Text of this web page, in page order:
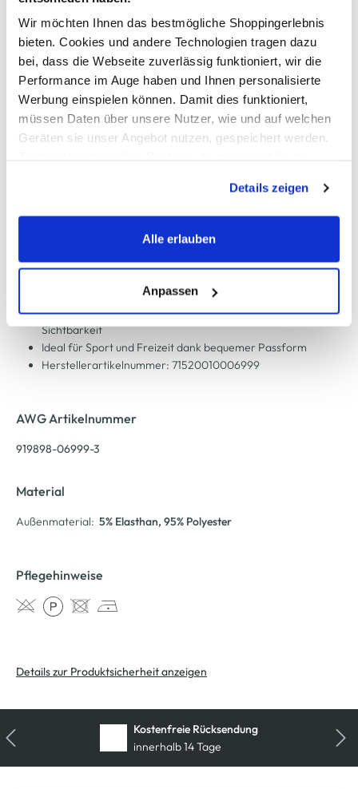
Wir möchten Ihnen das bestmögliche Shoppingerlebnis
bieten. Cookies und andere Technologien tragen dazu
bei, dass die Webseite zuverlässig funktioniert, wir die
Performance im Auge haben und Ihnen personalisierte
Werbung einspielen können. Damit dies funktioniert,
müssen Daten über unsere Nutzer, wie und auf welchen
Geräten sie unser Angebot nutzen, gespeichert werden.
werden, werden bei der Nutzung der Webseite auf jeden
Fall gesetzt. Cookies von Drittanbietern für Analyse- oder
Trackingzwecke werden nur dann aktiviert, wenn Sie das
erlauben" bzw. "Alle erlauben" klicken. Mehr dazu
(einschließlich der Möglichkeit, die Einwilligungserklärung
zu ändern oder zu widerrufen) erfahren Sie in unserem
Cookie-Hinweisbzw. derDatenschutzerklärung.
Details zeigen
Alle erlauben
Anpassen
Kostenfreie Rücksendung innerhalb 14 Tage
Kostenlose Filiallieferung in Ihre Wunschfiliale
Zur Wunschliste hinzufügen
Funktionale Herren Trainingshose von Stooker
Elastischer Bund mit Tunnelzug für optimalen Sitz
Reflektierende Paspeln entlang der Beine für mehr
Sichtbarkeit
Ideal für Sport und Freizeit dank bequemer Passform
Herstellerartikelnummer: 71520010006999
AWG Artikelnummer
919898-06999-3
Material
Außenmaterial: 5% Elasthan, 95% Polyester
Pflegehinweise
Details zur Produktsicherheit anzeigen
Kostenfreie Rücksendung
innerhalb 14 Tage